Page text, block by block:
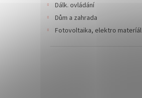
Dálk. ovládání
Dům a zahrada
Fotovoltaika, elektro materíál